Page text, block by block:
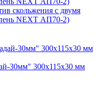
скольжения с двумя
NEXT АП70-2)
30мм" 300х115х30 мм